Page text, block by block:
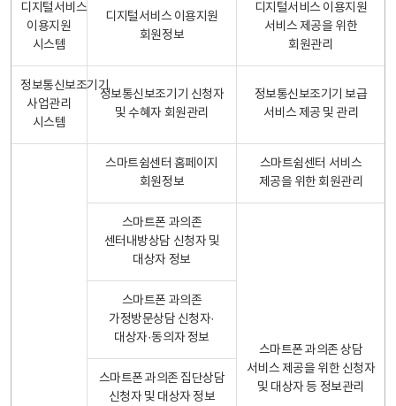
디지털서비스
이용지원
시스템
디지털서비스 이용지원
회원정보
디지털서비스 이용지원
서비스 제공을 위한
회원관리
정보통신보조기기
사업관리
시스템
정보통신보조기기 신청자
및 수혜자 회원관리
정보통신보조기기 보급
서비스 제공 및 관리
스마트쉼센터 홈페이지
회원정보
스마트쉼센터 서비스
제공을 위한 회원관리
스마트폰 과의존
센터내방상담 신청자 및
대상자 정보
스마트폰 과의존 상담
서비스 제공을 위한 신청자
및 대상자 등 정보관리
스마트폰 과의존
가정방문상담 신청자·
대상자·동의자 정보
스마트폰 과의존 집단상담
신청자 및 대상자 정보